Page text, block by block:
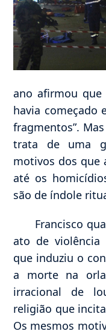
ano afirmou que
havia começado
fragmentos”.
trata de uma
motivos dos que
até os
são de índole
Francisco
ato de violência
que induziu o
a morte na
irracional de
religião que
Os mesmos